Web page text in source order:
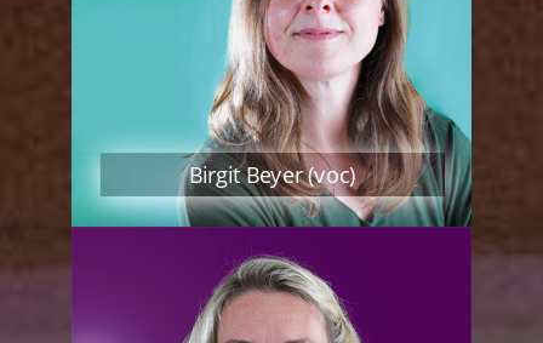
Birgit Beyer (voc)